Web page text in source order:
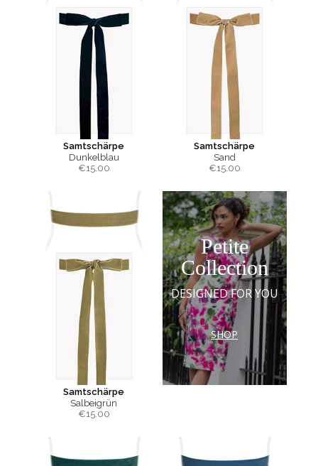
Samtschärpe
Dunkelblau
€15.00
Samtschärpe
Sand
€15.00
Samtschärpe
Salbeigrün
€15.00
Petite
Collection
DESIGNED FOR YOU
SHOP